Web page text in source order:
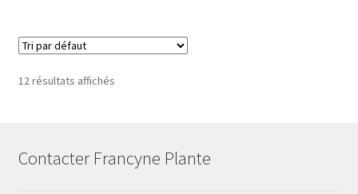
12 résultats affichés
Contacter Francyne Plante